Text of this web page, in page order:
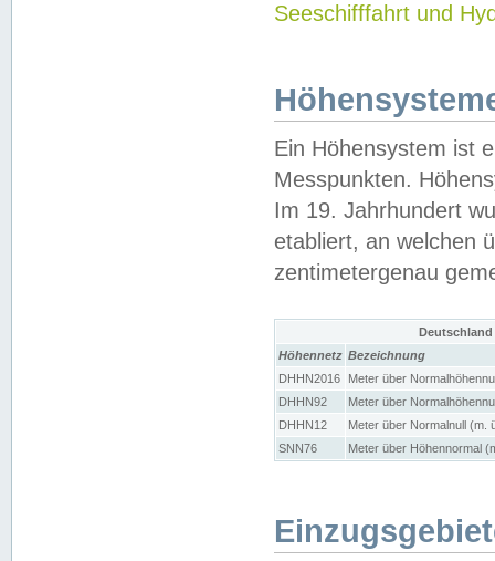
Seeschifffahrt und
Ein Höhensystem ist
Messpunkten.
Im 19. Jahrhundert
etabliert, an welchen
zentimetergenau
Höhennetz Bezeichnung
DHHN2016
Meter über
DHHN92
Meter über
DHHN12
Meter über Normalnull (m.
SNN76
Meter über Höhennormal